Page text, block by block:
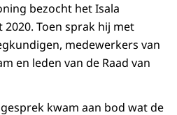
bezocht het Isala
Toen sprak hij met
medewerkers van
en leden van de Raad van
kwam aan bod wat de